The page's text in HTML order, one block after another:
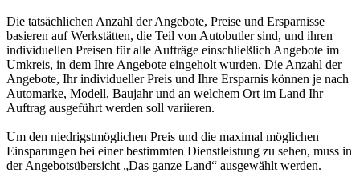
Die tatsächlichen Anzahl der Angebote, Preise und Ersparnisse
basieren auf Werkstätten, die Teil von Autobutler sind, und ihren
individuellen Preisen für alle Aufträge einschließlich Angebote im
Umkreis, in dem Ihre Angebote eingeholt wurden. Die Anzahl der
Angebote, Ihr individueller Preis und Ihre Ersparnis können je nach
Automarke, Modell, Baujahr und an welchem Ort im Land Ihr
Auftrag ausgeführt werden soll variieren.
Um den niedrigstmöglichen Preis und die maximal möglichen
Einsparungen bei einer bestimmten Dienstleistung zu sehen, muss in
der Angebotsübersicht „Das ganze Land“ ausgewählt werden.